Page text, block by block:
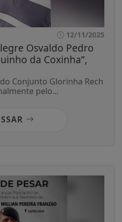
12/11/2025
Osvaldo Pedro
da Coxinha”,
Conjunto Glorinha Rech
pelo...